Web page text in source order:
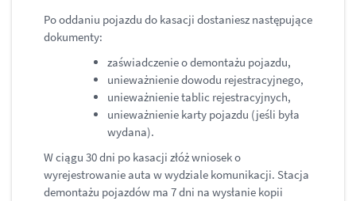
Po oddaniu pojazdu do kasacji dostaniesz następujące
dokumenty:
zaświadczenie o demontażu pojazdu,
unieważnienie dowodu rejestracyjnego,
unieważnienie tablic rejestracyjnych,
unieważnienie karty pojazdu (jeśli była
wydana).
W ciągu 30 dni po kasacji złóż wniosek o
wyrejestrowanie auta w wydziale komunikacji. Stacja
demontażu pojazdów ma 7 dni na wysłanie kopii